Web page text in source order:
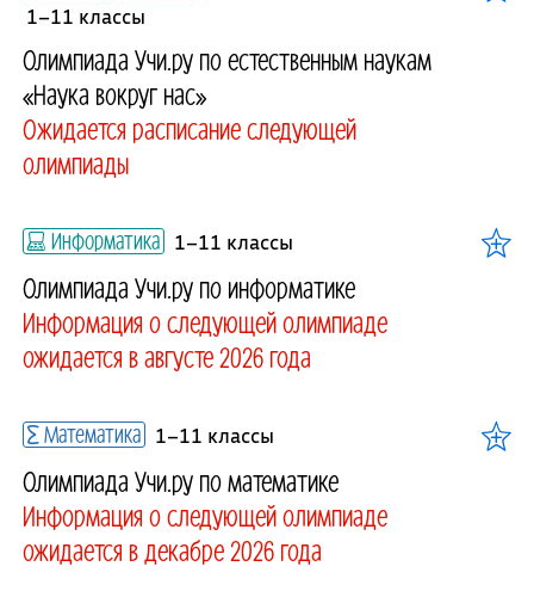
1–11 классы
Олимпиада Учи.ру по естественным наукам
«Наука вокруг нас»
Ожидается расписание следующей
олимпиады
Информатика 1–11 классы
Олимпиада Учи.ру по информатике
Информация о следующей олимпиаде
ожидается в августе 2026 года
Математика 1–11 классы
Олимпиада Учи.ру по математике
Информация о следующей олимпиаде
ожидается в декабре 2026 года